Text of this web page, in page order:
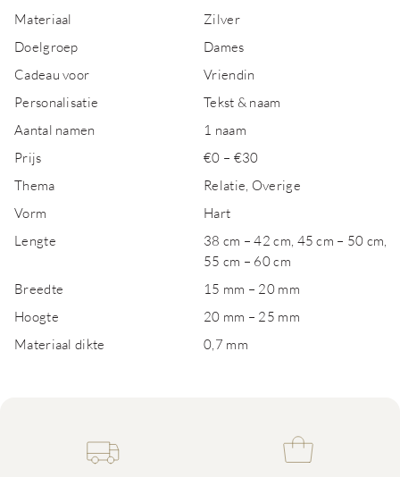
Materiaal
Zilver
Doelgroep
Dames
Cadeau voor
Vriendin
Personalisatie
Tekst & naam
Aantal namen
1 naam
Prijs
€0 – €30
Thema
Relatie, Overige
Vorm
Hart
Lengte
38 cm – 42 cm, 45 cm – 50 cm,
55 cm – 60 cm
Breedte
15 mm – 20 mm
Hoogte
20 mm – 25 mm
Materiaal dikte
0,7 mm